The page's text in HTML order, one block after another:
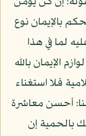
بالإيمان نوع
لما في هذا
الإيمان بالله
فلا استغناء
أحسن معاشرة
بالحمية إن